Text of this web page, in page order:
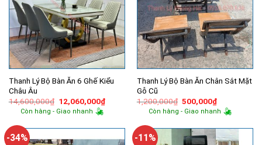
Thanh Lý Bộ Bàn Ăn 6 Ghế Kiểu
Châu Âu
14,600,000₫ Giá
gốc
là:
12,060,000₫Giá
hiện
12,060,000₫.
Còn hàng - Giao nhanh
Thanh Lý Bộ Bàn Ăn Chân Sắt Mặt
Gỗ Cũ
1,200,000₫ Giá
gốc
là:
500,000₫Giá
hiện
tại
500,000₫.
Còn hàng - Giao nhanh
-34% -11%